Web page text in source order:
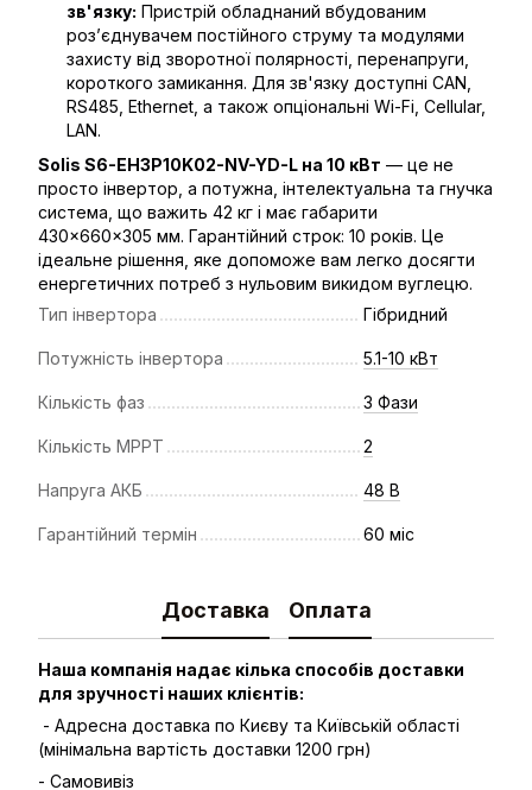
зв'язку: Пристрій обладнаний вбудованим
роз’єднувачем постійного струму та модулями
захисту від зворотної полярності, перенапруги,
короткого замикання. Для зв'язку доступні CAN,
RS485, Ethernet, а також опціональні Wi-Fi, Cellular,
LAN.
Solis S6-EH3P10K02-NV-YD-L на 10 кВт — це не
просто інвертор, а потужна, інтелектуальна та гнучка
система, що важить 42 кг і має габарити
430×660×305 мм. Гарантійний строк: 10 років. Це
ідеальне рішення, яке допоможе вам легко досягти
енергетичних потреб з нульовим викидом вуглецю.
Тип інвертора
Гібридний
Потужність інвертора 5.1-10 кВт
Кількість фаз 3 Фази
Кількість МРРТ 2
Напруга АКБ 48 В
Гарантійний термін 60 міс
Доставка Оплата
Наша компанія надає кілька способів доставки
для зручності наших клієнтів:
- Адресна доставка по Києву та Київській області
(мінімальна вартість доставки 1200 грн)
- Самовивіз